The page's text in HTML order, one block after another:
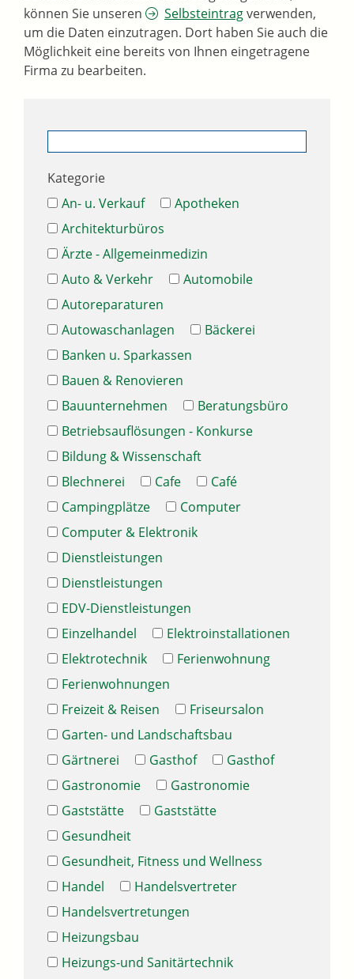
können Sie unseren
Selbsteintragverwenden,
um die Daten einzutragen. Dort haben Sie auch die
Möglichkeit eine bereits von Ihnen eingetragene
Firma zu bearbeiten.
Kategorie
An- u. Verkauf
Apotheken
Architekturbüros
Ärzte - Allgemeinmedizin
Auto & Verkehr
Automobile
Autoreparaturen
Autowaschanlagen
Bäckerei
Banken u. Sparkassen
Bauen & Renovieren
Bauunternehmen
Beratungsbüro
Betriebsauflösungen - Konkurse
Bildung & Wissenschaft
Blechnerei
Cafe
Café
Campingplätze
Computer
Computer & Elektronik
Dienstleistungen
Dienstleistungen
EDV-Dienstleistungen
Einzelhandel
Elektroinstallationen
Elektrotechnik
Ferienwohnung
Ferienwohnungen
Freizeit & Reisen
Friseursalon
Garten- und Landschaftsbau
Gärtnerei
Gasthof
Gasthof
Gastronomie
Gastronomie
Gaststätte
Gaststätte
Gesundheit
Gesundheit, Fitness und Wellness
Handel
Handelsvertreter
Handelsvertretungen
Heizungsbau
Heizungs-und Sanitärtechnik